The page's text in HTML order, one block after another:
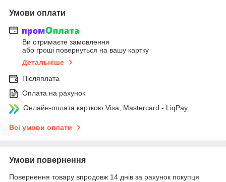
Умови оплати
Ви отримаєте замовлення
або гроші повернуться на вашу картку
Детальніше
Післяплата
Оплата на рахунок
Онлайн-оплата карткою Visa, Mastercard - LiqPay
Всі умови оплати
Умови повернення
Повернення товару впродовж 14 днів за рахунок покупця